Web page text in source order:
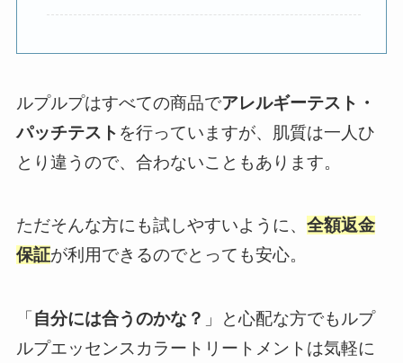
ルプルプはすべての商品でアレルギーテスト・
パッチテスト を行っていますが、肌質は一人ひ
とり違うので、合わないこともあります。
ただそんな方にも試しやすいように、 全額返金
保証が利用できるのでとっても安心。
「 自分には合うのかな？ 」と心配な方でもルプ
ルプエッセンスカラートリートメントは気軽に